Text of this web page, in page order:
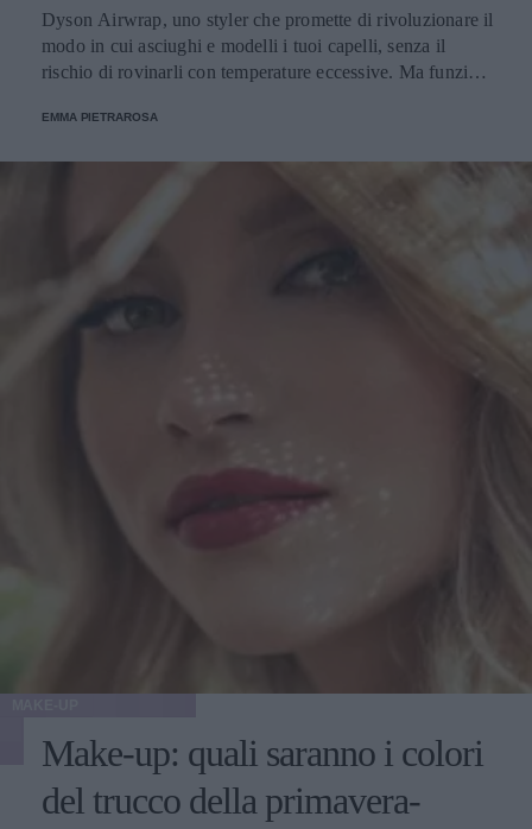
Dyson Airwrap, uno styler che promette di rivoluzionare il
modo in cui asciughi e modelli i tuoi capelli, senza il
rischio di rovinarli con temperature eccessive. Ma funziona
EMMA PIETRAROSA
Make-up: quali saranno i colori
del trucco della primavera-